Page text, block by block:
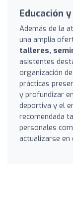
Educación
Además de la
una amplia
talleres,
asistentes
organización
prácticas
y profundizar
deportiva y el
recomendada
personales
actualizarse